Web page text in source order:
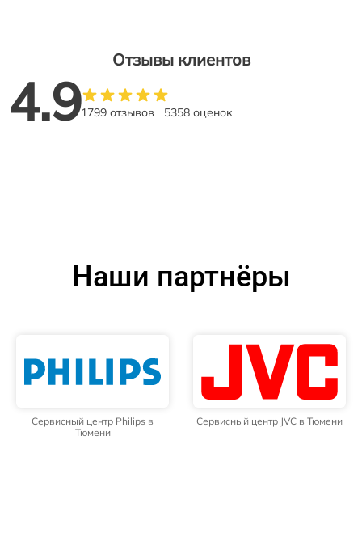
Отзывы клиентов
4.91799 отзывов 5358 оценок
Наши партнёры
Сервисный центр Philips в
Тюмени
Сервисный центр JVC в Тюмени